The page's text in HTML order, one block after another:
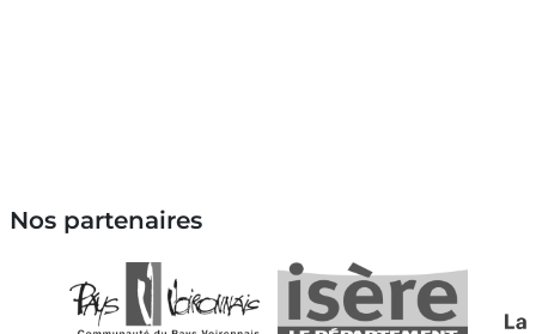
Nos partenaires
Image